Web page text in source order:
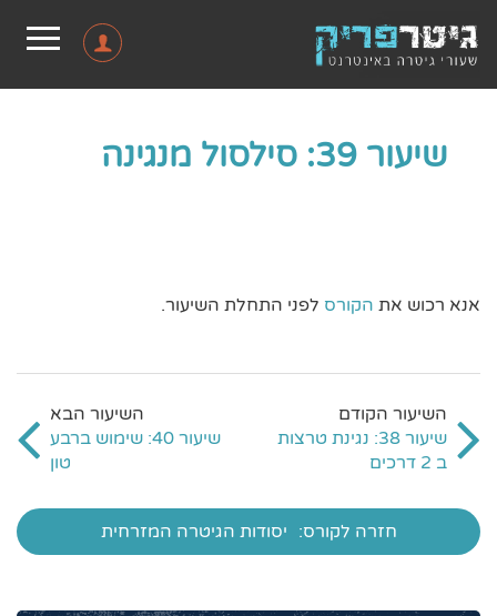
שיעור 39: סילסול מנגינה
אנא רכוש את הקורס לפני התחלת השיעור.
שיעור 38: נגינת טרצות
ב 2 דרכים
שיעור 40: שימוש ברבע
טון
חזרה לקורס: יסודות הגיטרה המזרחית